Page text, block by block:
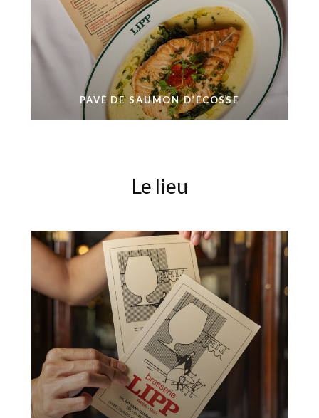
PAVÉ DE SAUMON D’ÉCOSSE
Le lieu